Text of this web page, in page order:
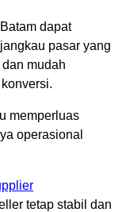
dapat
pasar yang
mudah
memperluas
operasional
tetap stabil dan